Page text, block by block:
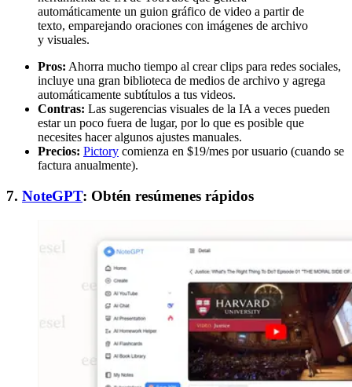
automáticamente un guion gráfico de video a partir de
texto, emparejando oraciones con imágenes de archivo
y visuales.
Pros: Ahorra mucho tiempo al crear clips para redes sociales,
incluye una gran biblioteca de medios de archivo y agrega
automáticamente subtítulos a tus videos.
Contras: Las sugerencias visuales de la IA a veces pueden
estar un poco fuera de lugar, por lo que es posible que
necesites hacer algunos ajustes manuales.
Precios: Pictory comienza en $19/mes por usuario (cuando se
factura anualmente).
7. NoteGPT: Obtén resúmenes rápidos